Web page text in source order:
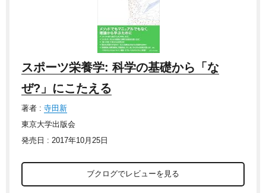
スポーツ栄養学: 科学の基礎から「な
ぜ?」にこたえる
著者 : 寺田新
東京大学出版会
発売日 : 2017年10月25日
ブクログでレビューを見る